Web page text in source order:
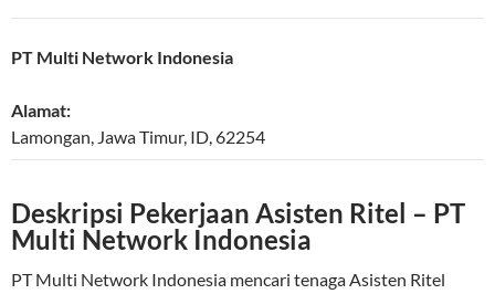
PT Multi Network Indonesia
Alamat:
Lamongan, Jawa Timur, ID,62254
Deskripsi Pekerjaan Asisten Ritel – PT
Multi Network Indonesia
PT Multi Network Indonesia mencari tenaga Asisten Ritel